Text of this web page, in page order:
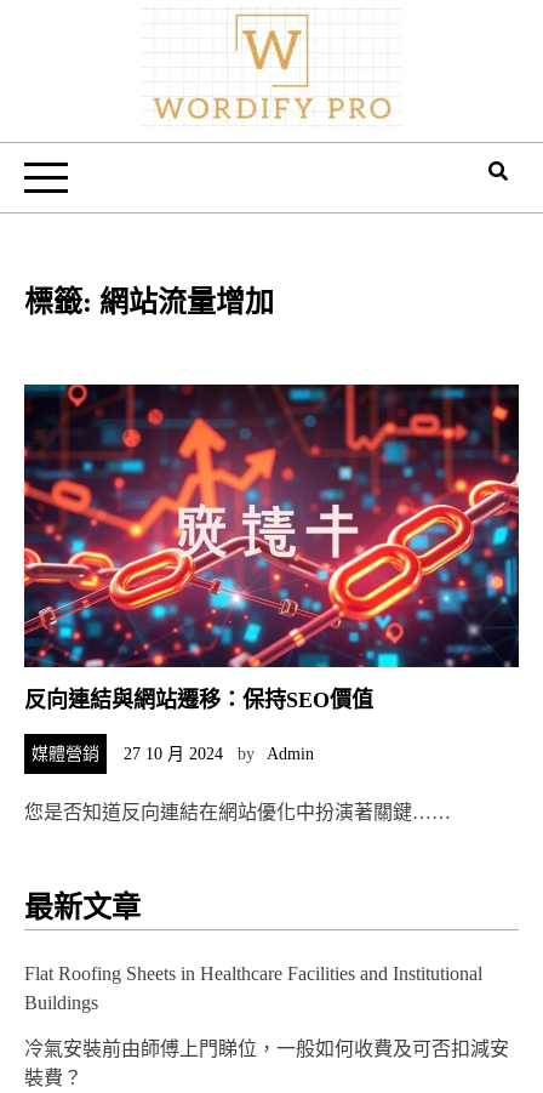
Wordify Pro
標籤: 網站流量增加
反向連結與網站遷移：保持SEO價值
媒體營銷 27 10 月 2024 by Admin
您是否知道反向連結在網站優化中扮演著關鍵……
最新文章
Flat Roofing Sheets in Healthcare Facilities and Institutional
Buildings
冷氣安裝前由師傅上門睇位，一般如何收費及可否扣減安
裝費？